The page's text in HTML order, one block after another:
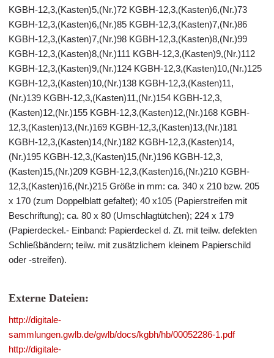
KGBH-12,3,(Kasten)5,(Nr.)72 KGBH-12,3,(Kasten)6,(Nr.)73
KGBH-12,3,(Kasten)6,(Nr.)85 KGBH-12,3,(Kasten)7,(Nr.)86
KGBH-12,3,(Kasten)7,(Nr.)98 KGBH-12,3,(Kasten)8,(Nr.)99
KGBH-12,3,(Kasten)8,(Nr.)111 KGBH-12,3,(Kasten)9,(Nr.)112
KGBH-12,3,(Kasten)9,(Nr.)124 KGBH-12,3,(Kasten)10,(Nr.)125
KGBH-12,3,(Kasten)10,(Nr.)138 KGBH-12,3,(Kasten)11,
(Nr.)139 KGBH-12,3,(Kasten)11,(Nr.)154 KGBH-12,3,
(Kasten)12,(Nr.)155 KGBH-12,3,(Kasten)12,(Nr.)168 KGBH-
12,3,(Kasten)13,(Nr.)169 KGBH-12,3,(Kasten)13,(Nr.)181
KGBH-12,3,(Kasten)14,(Nr.)182 KGBH-12,3,(Kasten)14,
(Nr.)195 KGBH-12,3,(Kasten)15,(Nr.)196 KGBH-12,3,
(Kasten)15,(Nr.)209 KGBH-12,3,(Kasten)16,(Nr.)210 KGBH-
12,3,(Kasten)16,(Nr.)215 Größe in mm: ca. 340 x 210 bzw. 205
x 170 (zum Doppelblatt gefaltet); 40 x105 (Papierstreifen mit
Beschriftung); ca. 80 x 80 (Umschlagtütchen); 224 x 179
(Papierdeckel.- Einband: Papierdeckel d. Zt. mit teilw. defekten
Schließbändern; teilw. mit zusätzlichem kleinem Papierschild
oder -streifen).
Externe Dateien:
http://digitale-
sammlungen.gwlb.de/gwlb/docs/kgbh/hb/00052286-1.pdf
http://digitale-